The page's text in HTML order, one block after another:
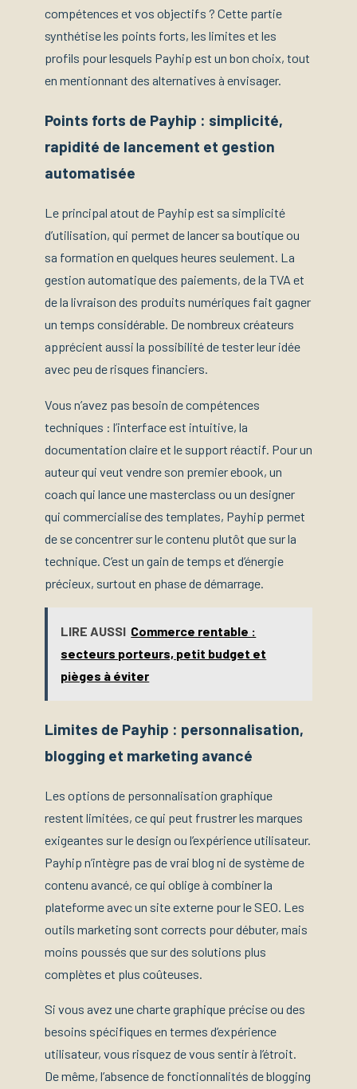
compétences et vos objectifs ? Cette partie
synthétise les points forts, les limites et les
profils pour lesquels Payhip est un bon choix, tout
en mentionnant des alternatives à envisager.
Points forts de Payhip : simplicité,
rapidité de lancement et gestion
automatisée
Le principal atout de Payhip est sa simplicité
d’utilisation, qui permet de lancer sa boutique ou
sa formation en quelques heures seulement. La
gestion automatique des paiements, de la TVA et
de la livraison des produits numériques fait gagner
un temps considérable. De nombreux créateurs
apprécient aussi la possibilité de tester leur idée
avec peu de risques financiers.
Vous n’avez pas besoin de compétences
techniques : l’interface est intuitive, la
documentation claire et le support réactif. Pour un
auteur qui veut vendre son premier ebook, un
coach qui lance une masterclass ou un designer
qui commercialise des templates, Payhip permet
de se concentrer sur le contenu plutôt que sur la
technique. C’est un gain de temps et d’énergie
précieux, surtout en phase de démarrage.
LIRE AUSSI Commerce rentable :
secteurs porteurs, petit budget et
pièges à éviter
Limites de Payhip : personnalisation,
blogging et marketing avancé
Les options de personnalisation graphique
restent limitées, ce qui peut frustrer les marques
exigeantes sur le design ou l’expérience utilisateur.
Payhip n’intègre pas de vrai blog ni de système de
contenu avancé, ce qui oblige à combiner la
plateforme avec un site externe pour le SEO. Les
outils marketing sont corrects pour débuter, mais
moins poussés que sur des solutions plus
complètes et plus coûteuses.
Si vous avez une charte graphique précise ou des
besoins spécifiques en termes d’expérience
utilisateur, vous risquez de vous sentir à l’étroit.
De même, l’absence de fonctionnalités de blogging